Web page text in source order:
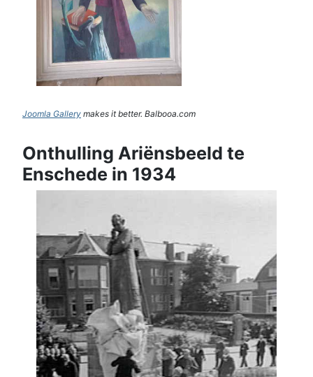
Joomla Gallery makes it better. Balbooa.com
Onthulling Ariënsbeeld te
Enschede in 1934